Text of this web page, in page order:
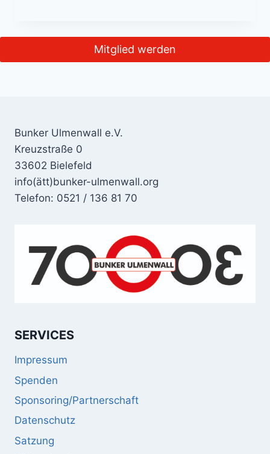
Mitglied werden
Bunker Ulmenwall e.V.
Kreuzstraße 0
33602 Bielefeld
info(ätt)bunker-ulmenwall.org
Telefon: 0521 / 136 81 70
SERVICES
Impressum
Spenden
Sponsoring/Partnerschaft
Datenschutz
Satzung